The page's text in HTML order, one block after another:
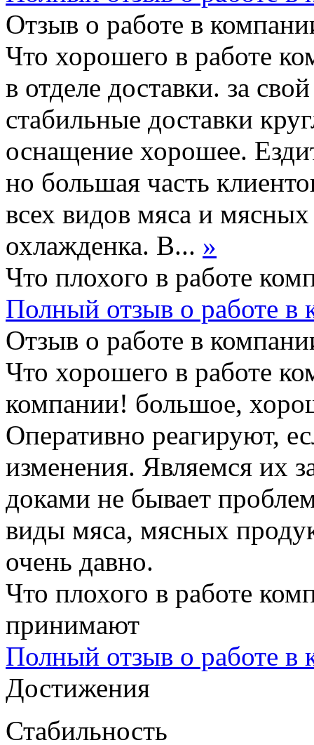
Отзыв о работе в
Что хорошего в работе
в отделе доставки. за
стабильные доставки
оснащение хорошее.
но большая часть
всех видов мяса и
охлажденка. В... »
Что плохого в работе
Полный отзыв о работе в
Отзыв о работе в
Что хорошего в работе
компании! большое,
Оперативно реагируют,
изменения. Являемся их
доками не бывает
виды мяса, мясных
очень давно.
Что плохого в работе
принимают
Полный отзыв о работе в
Достижения
Стабильность